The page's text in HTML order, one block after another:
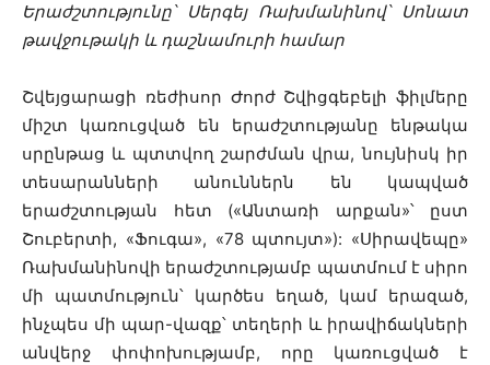
Երաժշտությունը՝ Սերգեյ Ռախմանինով՝ Սոնատ
թավջութակի և դաշնամուրի համար
Շվեյցարացի ռեժիսոր Ժորժ Շվիցգեբելի ֆիլմերը
միշտ կառուցված են երաժշտությանը ենթակա
սրընթաց և պտտվող շարժման վրա, նույնիսկ իր
տեսարանների անուններն են կապված
երաժշտության հետ («Անտառի արքան»՝ ըստ
Շուբերտի, «Ֆուգա», «78 պտույտ»): «Սիրավեպը»
Ռախմանինովի երաժշտությամբ պատմում է սիրո
մի պատմություն՝ կարծես եղած, կամ երազած,
ինչպես մի պար-վազք՝ տեղերի և իրավիճակների
անվերջ փոփոխությամբ, որը կառուցված է